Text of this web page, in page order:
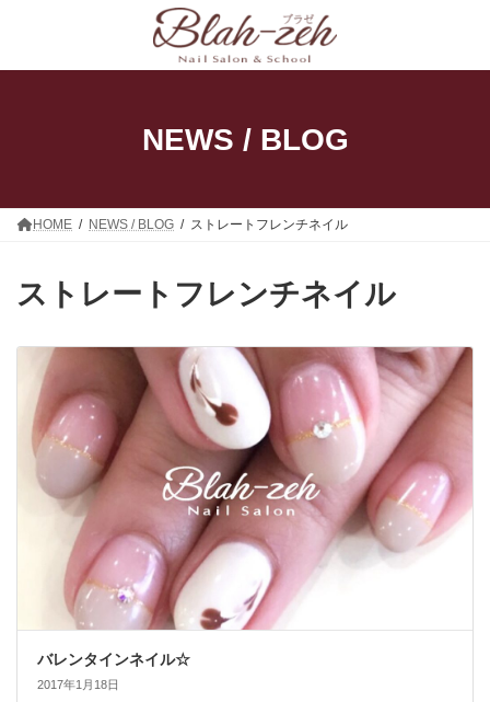
ン
ー
NEWS / BLOG
HOME NEWS / BLOG ストレートフレンチネイル
ストレートフレンチネイル
バレンタインネイル☆
2017年1月18日